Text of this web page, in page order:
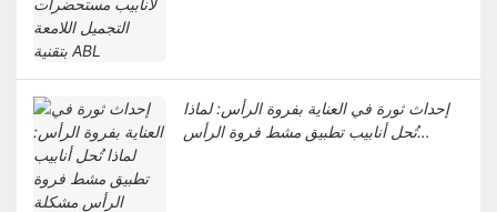
إحداث ثورة في العناية بفروة الرأس: لماذا
تُحل أنابيب تطبيق مشط فروة الرأس